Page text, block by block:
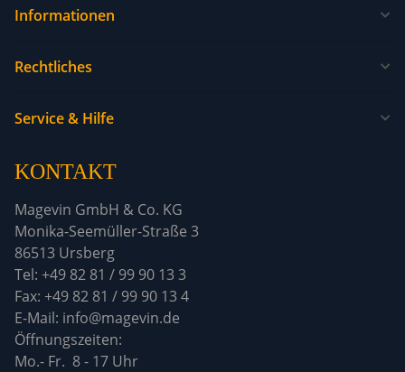
Informationen
Rechtliches
Service & Hilfe
KONTAKT
Magevin GmbH & Co. KG
Monika-Seemüller-Straße 3
86513 Ursberg
Tel: +49 82 81 / 99 90 13 3
Fax: +49 82 81 / 99 90 13 4
E-Mail: info@magevin.de
Mo.- Fr. 8 - 17 Uhr